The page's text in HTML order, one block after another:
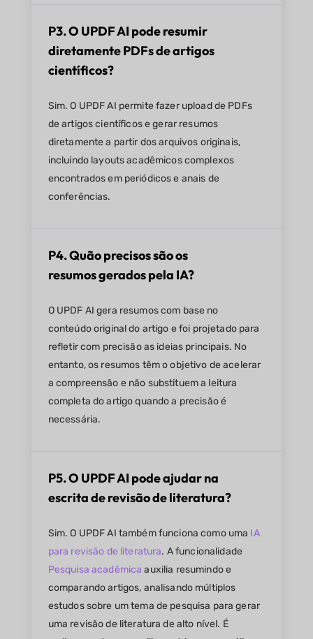
P3. O UPDF AI pode resumir
diretamente PDFs de artigos
científicos?
Sim. O UPDF AI permite fazer upload de PDFs
de artigos científicos e gerar resumos
diretamente a partir dos arquivos originais,
incluindo layouts acadêmicos complexos
encontrados em periódicos e anais de
conferências.
P4. Quão precisos são os
resumos gerados pela IA?
O UPDF AI gera resumos com base no
conteúdo original do artigo e foi projetado para
refletir com precisão as ideias principais. No
entanto, os resumos têm o objetivo de acelerar
a compreensão e não substituem a leitura
completa do artigo quando a precisão é
necessária.
P5. O UPDF AI pode ajudar na
escrita de revisão de literatura?
Sim. O UPDF AI também funciona como uma IA
para revisão de literatura. A funcionalidade
Pesquisa acadêmica auxilia resumindo e
comparando artigos, analisando múltiplos
estudos sobre um tema de pesquisa para gerar
uma revisão de literatura de alto nível. É